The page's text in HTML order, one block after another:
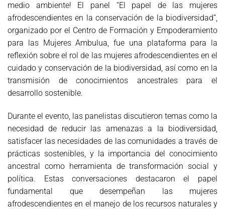
medio ambiente! El panel “El papel de las mujeres
afrodescendientes en la conservación de la biodiversidad”,
organizado por el Centro de Formación y Empoderamiento
para las Mujeres Ambulua, fue una plataforma para la
reflexión sobre el rol de las mujeres afrodescendientes en el
cuidado y conservación de la biodiversidad, así como en la
transmisión de conocimientos ancestrales para el
desarrollo sostenible.
Durante el evento, las panelistas discutieron temas como la
necesidad de reducir las amenazas a la biodiversidad,
satisfacer las necesidades de las comunidades a través de
prácticas sostenibles, y la importancia del conocimiento
ancestral como herramienta de transformación social y
política. Estas conversaciones destacaron el papel
fundamental que desempeñan las mujeres
afrodescendientes en el manejo de los recursos naturales y